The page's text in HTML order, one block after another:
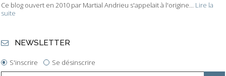
Ce blog ouvert en 2010 par Martial Andrieu s'appelait à l'origine... Lire la
suite
NEWSLETTER
S'inscrire Se désinscrire